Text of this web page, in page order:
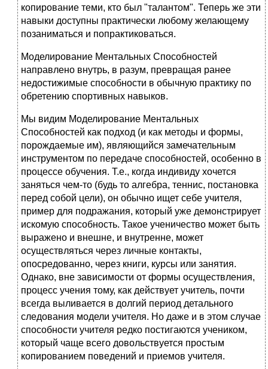
копирование теми, кто был "талантом". Теперь же эти
навыки доступны практически любому желающему
позаниматься и попрактиковаться.
Моделирование Ментальных Способностей
направлено внутрь, в разум, превращая ранее
недостижимые способности в обычную практику по
обретению спортивных навыков.
Мы видим Моделирование Ментальных
Способностей как подход (и как методы и формы,
порождаемые им), являющийся замечательным
инструментом по передаче способностей, особенно в
процессе обучения. Т.е., когда индивиду хочется
заняться чем-то (будь то алгебра, теннис, постановка
перед собой цели), он обычно ищет себе учителя,
пример для подражания, который уже демонстрирует
искомую способность. Такое ученичество может быть
выражено и внешне, и внутренне, может
осуществляться через личные контакты,
опосредованно, через книги, курсы или занятия.
Однако, вне зависимости от формы осуществления,
процесс учения тому, как действует учитель, почти
всегда выливается в долгий период детального
следования модели учителя. Но даже и в этом случае
способности учителя редко постигаются учеником,
который чаще всего довольствуется простым
копированием поведений и приемов учителя.